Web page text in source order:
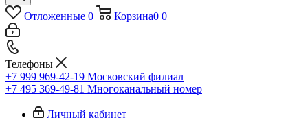
Отложенные 0 Корзина0 0
Телефоны
+7 999 969-42-19 Московский филиал
+7 495 369-49-81 Многоканальный номер
Личный кабинет